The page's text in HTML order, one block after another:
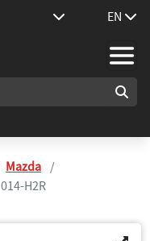
EN
Mazda
014-H2R